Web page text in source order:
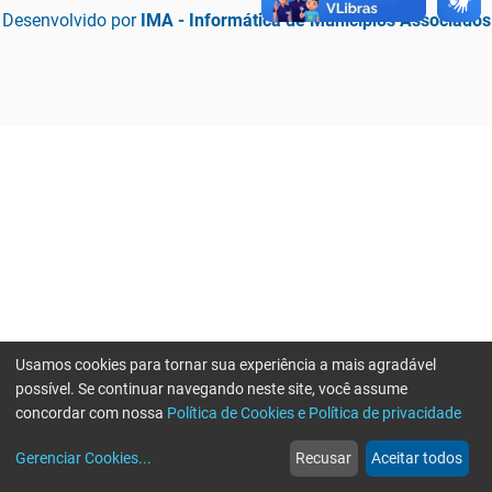
Desenvolvido por IMA - Informática de Municípios Associados
web
Notícias
more_horiz
Mais
Usamos cookies para tornar sua experiência a mais agradável
possível. Se continuar navegando neste site, você assume
concordar com nossa Política de Cookies e Política de privacidade
Gerenciar Cookies... Recusar Aceitar todos
Erro ao enviar informações, por favor tente novamente